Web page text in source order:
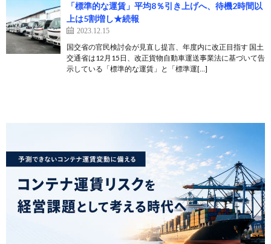
「標準的な運賃」平均8％引き上げへ、待機2時間以
上は5割増し★続報
2023.12.15
国交省の官民検討会が見直し提言、年度内に改正目指す 国土
交通省は12月15日、改正貨物自動車運送事業法に基づいて告
示している「標準的な運賃」と「標準運[…]